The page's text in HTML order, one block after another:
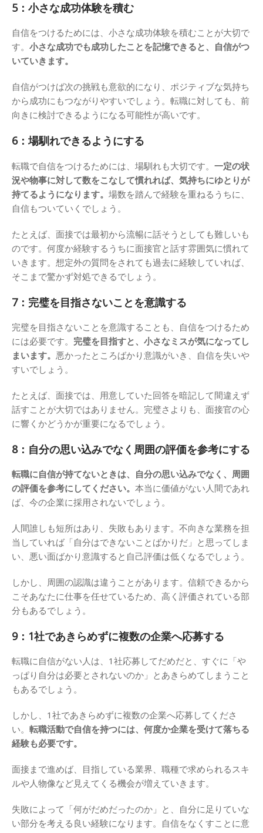
5：小さな成功体験を積む
自信をつけるためには、小さな成功体験を積むことが大切で
す。 小さな成功でも成功したことを記憶できると、自信がつ
いていきます。
自信がつけば次の挑戦も意欲的になり、ポジティブな気持ち
から成功にもつながりやすいでしょう。転職に対しても、前
向きに検討できるようになる可能性が高いです。
6：場馴れできるようにする
転職で自信をつけるためには、場馴れも大切です。 一定の状
況や物事に対して数をこなして慣れれば、気持ちにゆとりが
持てるようになります。 場数を踏んで経験を重ねるうちに、
自信もついていくでしょう。
たとえば、面接では最初から流暢に話そうとしても難しいも
のです。何度か経験するうちに面接官と話す雰囲気に慣れて
いきます。想定外の質問をされても過去に経験していれば、
そこまで驚かず対処できるでしょう。
7：完璧を目指さないことを意識する
完璧を目指さないことを意識することも、自信をつけるため
には必要です。 完璧を目指すと、小さなミスが気になってし
まいます。 悪かったところばかり意識がいき、自信を失いや
すいでしょう。
たとえば、面接では、用意していた回答を暗記して間違えず
話すことが大切ではありません。完璧さよりも、面接官の心
に響くかどうかが重要になるでしょう。
8：自分の思い込みでなく周囲の評価を参考にする
転職に自信が持てないときは、自分の思い込みでなく、周囲
の評価を参考にしてください。 本当に価値がない人間であれ
ば、今の企業に採用されないでしょう。
人間誰しも短所はあり、失敗もあります。不向きな業務を担
当していれば「自分はできないことばかりだ」と思ってしま
い、悪い面ばかり意識すると自己評価は低くなるでしょう。
しかし、周囲の認識は違うことがあります。信頼できるから
こそあなたに仕事を任せているため、高く評価されている部
分もあるでしょう。
9：1社であきらめずに複数の企業へ応募する
転職に自信がない人は、1社応募してだめだと、すぐに「や
っぱり自分は必要とされないのか」とあきらめてしまうこと
もあるでしょう。
しかし、1社であきらめずに複数の企業へ応募してくださ
い。 転職活動で自信を持つには、何度か企業を受けて落ちる
経験も必要です。
面接まで進めば、目指している業界、職種で求められるスキ
ルや人物像など見えてくる機会が増えていきます。
失敗によって「何がだめだったのか」と、自分に足りていな
い部分を考える良い経験になります。自信をなくすことに意